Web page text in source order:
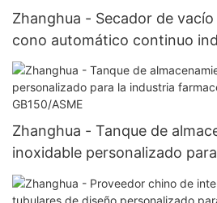
Zhanghua - Secador de
cono automático continuo
inoxidable Secador de vacío
cono
Zhanghua - Tanque de
inoxidable personalizado
farmacéutica, según norma